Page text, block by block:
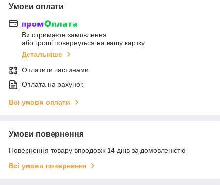
Умови оплати
Ви отримаєте замовлення
або гроші повернуться на вашу картку
Детальніше
Оплатити частинами
Оплата на рахунок
Всі умови оплати
Умови повернення
Повернення товару впродовж 14 днів за домовленістю
Всі умови повернення